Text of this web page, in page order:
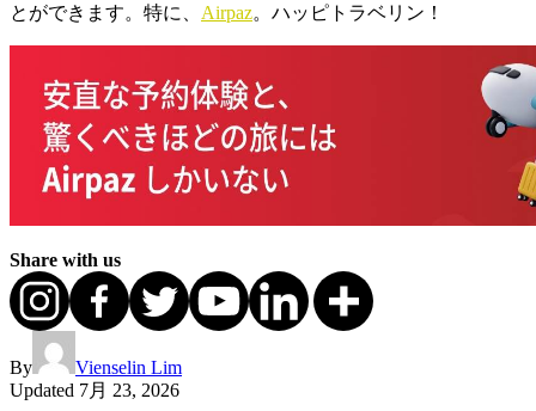
とができます。特に、 Airpaz。ハッピトラベリン！
Share with us
By
Vienselin Lim
Updated 7月 23, 2026